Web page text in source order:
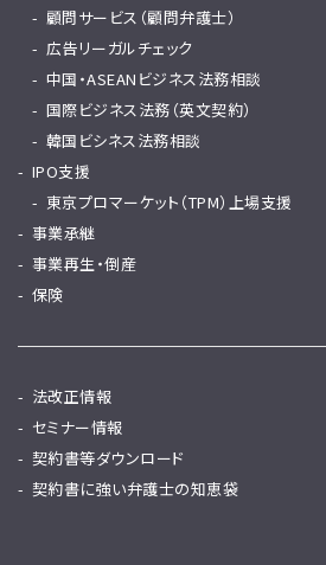
顧問サービス（顧問弁護士）
広告リーガルチェック
中国・ASEANビジネス法務相談
国際ビジネス法務（英文契約）
韓国ビシネス法務相談
IPO支援
東京プロマーケット（TPM）上場支援
事業承継
事業再生・倒産
保険
法改正情報
セミナー情報
契約書等ダウンロード
契約書に強い弁護士の知恵袋